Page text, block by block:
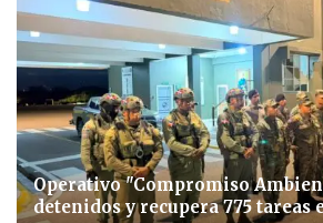
Operativo "Compromiso
detenidos y recupera 775 tareas